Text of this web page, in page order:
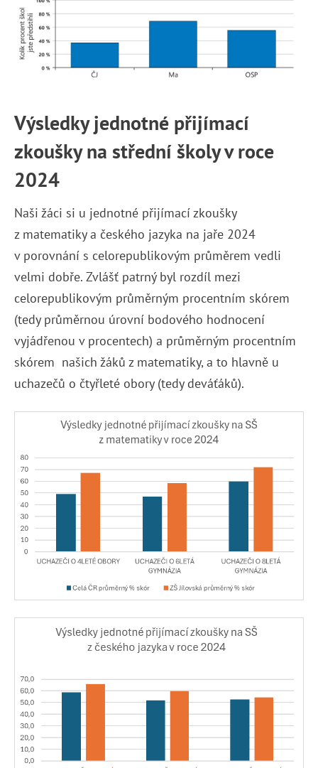
Výsledky jednotné přijímací
zkoušky na střední školy v roce
2024
Naši žáci si u jednotné přijímací zkoušky
z matematiky a českého jazyka na jaře 2024
v porovnání s celorepublikovým průměrem vedli
velmi dobře. Zvlášť patrný byl rozdíl mezi
celorepublikovým průměrným procentním skórem
(tedy průměrnou úrovní bodového hodnocení
vyjádřenou v procentech) a průměrným procentním
skórem našich žáků z matematiky, a to hlavně u
uchazečů o čtyřleté obory (tedy deváťáků).